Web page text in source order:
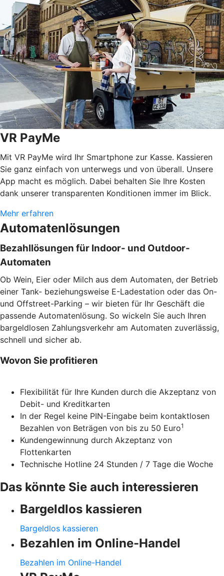
VR PayMe
Mit VR PayMe wird Ihr Smartphone zur Kasse. Kassieren
Sie ganz einfach von unterwegs und von überall. Unsere
App macht es möglich. Dabei behalten Sie Ihre Kosten
dank unserer transparenten Konditionen immer im Blick.
Mehr erfahren
Automatenlösungen
Bezahllösungen für Indoor- und Outdoor-
Automaten
Ob Wein, Eier oder Milch aus dem Automaten, der Betrieb
einer Tank- beziehungsweise E-Ladestation oder das On-
und Offstreet-Parking – wir bieten für Ihr Geschäft die
passende Automatenlösung. So wickeln Sie auch Ihren
bargeldlosen Zahlungsverkehr am Automaten zuverlässig,
schnell und sicher ab.
Wovon Sie profitieren
Flexibilität für Ihre Kunden durch die Akzeptanz von
Debit- und Kreditkarten
In der Regel keine PIN-Eingabe beim kontaktlosen
Bezahlen von Beträgen von bis zu 50 Euro1
Kundengewinnung durch Akzeptanz von
Flottenkarten
Technische Hotline 24 Stunden / 7 Tage die Woche
Das könnte Sie auch interessieren
Bargeldlos kassieren
Bargeldlos kassieren
Bezahlen im Online-Handel
Bezahlen im Online-Handel